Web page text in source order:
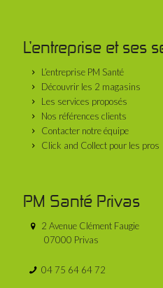
L’entreprise et ses
L’entreprise PM Santé
Découvrir les 2 magasins
Les services proposés
Nos références clients
Contacter notre équipe
Click and Collect pour les pros
PM Santé Privas
2 Avenue Clément Faugie
07000 Privas
04 75 64 64 72